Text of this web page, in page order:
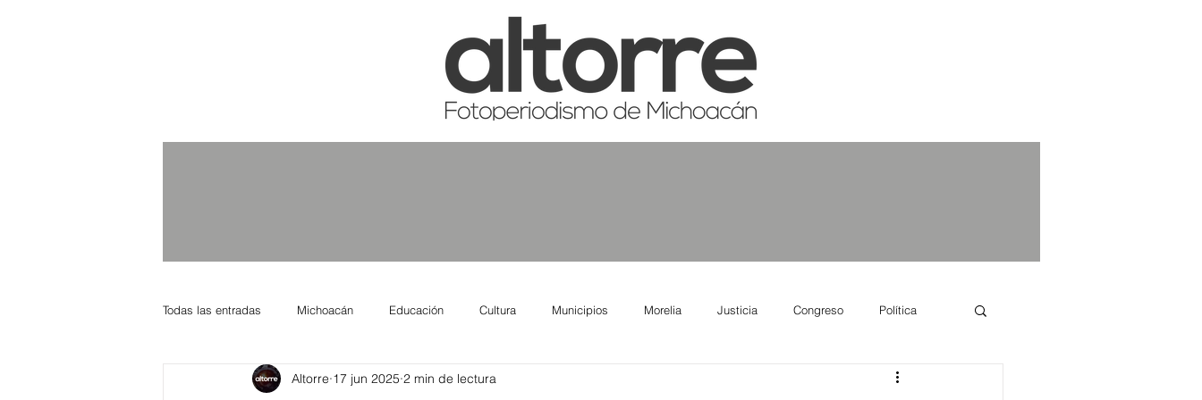
Todas las entradas Michoacán Educación Cultura Municipios Morelia Justicia Congreso Política
Nacional Internacional Columnistas Salud
Altorre 17 jun 2025 2 min de lectura